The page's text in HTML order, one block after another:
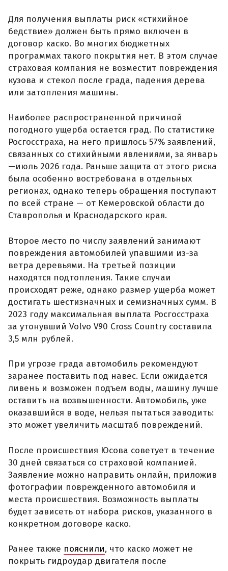
Для получения выплаты риск «стихийное
бедствие» должен быть прямо включен в
договор каско. Во многих бюджетных
программах такого покрытия нет. В этом случае
страховая компания не возместит повреждения
кузова и стекол после града, падения дерева
или затопления машины.
Наиболее распространенной причиной
погодного ущерба остается град. По статистике
Росгосстраха, на него пришлось 57% заявлений,
связанных со стихийными явлениями, за январь
—июль 2026 года. Раньше защита от этого риска
была особенно востребована в отдельных
регионах, однако теперь обращения поступают
по всей стране — от Кемеровской области до
Ставрополья и Краснодарского края.
Второе место по числу заявлений занимают
повреждения автомобилей упавшими из-за
ветра деревьями. На третьей позиции
находятся подтопления. Такие случаи
происходят реже, однако размер ущерба может
достигать шестизначных и семизначных сумм. В
2023 году максимальная выплата Росгосстраха
за утонувший Volvo V90 Cross Country составила
3,5 млн рублей.
При угрозе града автомобиль рекомендуют
заранее поставить под навес. Если ожидается
ливень и возможен подъем воды, машину лучше
оставить на возвышенности. Автомобиль, уже
оказавшийся в воде, нельзя пытаться заводить:
это может увеличить масштаб повреждений.
После происшествия Юсова советует в течение
30 дней связаться со страховой компанией.
Заявление можно направить онлайн, приложив
фотографии поврежденного автомобиля и
места происшествия. Возможность выплаты
будет зависеть от набора рисков, указанного в
конкретном договоре каско.
Ранее также пояснили, что каско может не
покрыть гидроудар двигателя после